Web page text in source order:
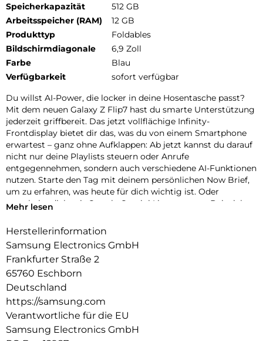
Speicherkapazität
512 GB
Arbeitsspeicher (RAM)
12 GB
Produkttyp
Foldables
Bildschirmdiagonale
6,9 Zoll
Farbe
Blau
Verfügbarkeit
sofort verfügbar
Du willst AI-Power, die locker in deine Hosentasche passt?
Mit dem neuen Galaxy Z Flip7 hast du smarte Unterstützung
jederzeit griffbereit. Das jetzt vollflächige Infinity-
Frontdisplay bietet dir das, was du von einem Smartphone
erwartest – ganz ohne Aufklappen: Ab jetzt kannst du darauf
nicht nur deine Playlists steuern oder Anrufe
entgegennehmen, sondern auch verschiedene AI-Funktionen
nutzen. Starte den Tag mit deinem persönlichen Now Brief,
um zu erfahren, was heute für dich wichtig ist. Oder
unterhalte dich mit Google Gemini Live, um zum Beispiel
erhalten.
Auch deine kreative Seite braucht mehr Raum? Stell das
Galaxy Z Flip7 im FlexModus auf und nutze das große
Frontdisplay, um neue Posen für deine Selfies zu entdecken –
und das ganz ohne Stativ. Das klassische Smartphone-
Feeling wirst du dabei nicht vermissen müssen. Klappe dein
Galaxy Z Flip7 einfach auf und mache dort weiter, wo du
aufgehört hast – und das mit voller Energie.
Der intelligente 4.300-mAh-Akku sorgt dafür, dass du auch
Mehr lesen
Herstellerinformation
Samsung Electronics GmbH
Frankfurter Straße 2
65760 Eschborn
Deutschland
https://samsung.com
Verantwortliche für die EU
Samsung Electronics GmbH